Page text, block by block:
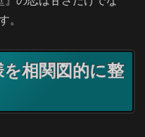
。
相関図的に整